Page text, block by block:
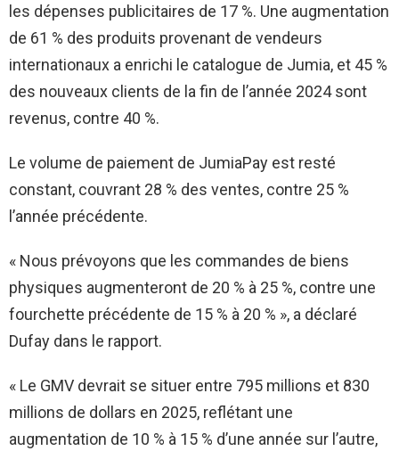
les dépenses publicitaires de 17 %. Une augmentation
de 61 % des produits provenant de vendeurs
internationaux a enrichi le catalogue de Jumia, et 45 %
des nouveaux clients de la fin de l’année 2024 sont
revenus, contre 40 %.
Le volume de paiement de JumiaPay est resté
constant, couvrant 28 % des ventes, contre 25 %
l’année précédente.
« Nous prévoyons que les commandes de biens
physiques augmenteront de 20 % à 25 %, contre une
fourchette précédente de 15 % à 20 % », a déclaré
Dufay dans le rapport.
« Le GMV devrait se situer entre 795 millions et 830
millions de dollars en 2025, reflétant une
augmentation de 10 % à 15 % d’une année sur l’autre,